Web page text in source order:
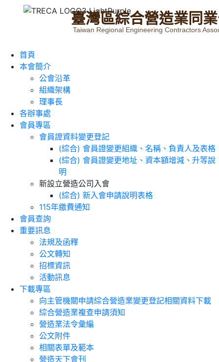
臺灣區綜合營造業同業
Taiwan Regional Engineering Contractors
首頁
本會簡介
公會沿革
組織架構
理事長
各辦事處
會員專區
會員證資料變更登記
(綜合) 會員證變更組織、名稱、負責人及表格
(綜合) 會員證變更地址、資本額增減、升等說
明
新設立營造公司入會
(綜合) 新入會申請說明表格
115年繳費通知
會員查詢
重要訊息
法規及函釋
公文轉知
招標資訊
活動訊息
下載專區
向主管機關申請綜合營造業變更登記相關資料下載
綜合營造業複查申請須知
營造業法令彙編
公文附件
相關表單及範本
營造天下會刊